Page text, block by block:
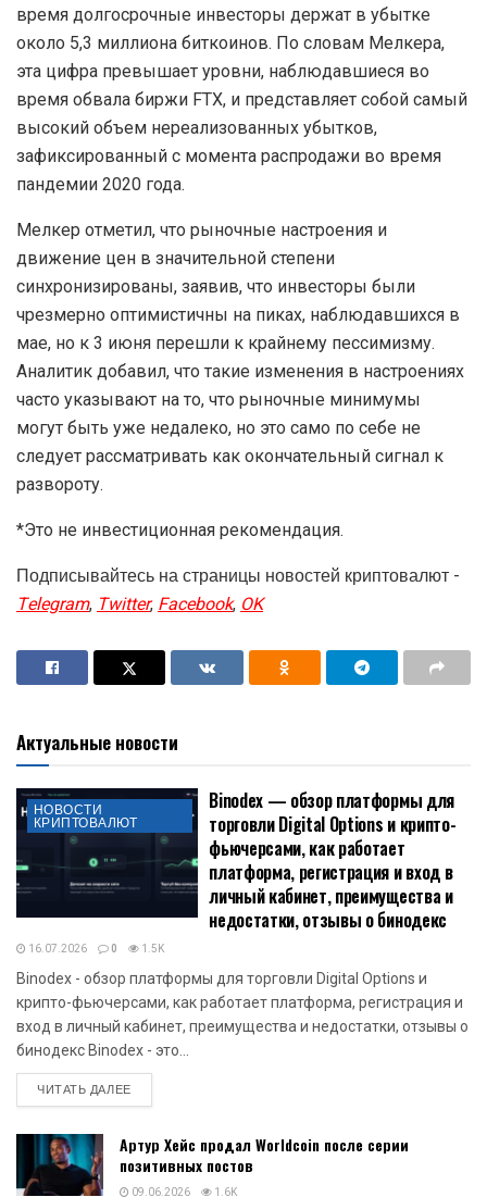
время долгосрочные инвесторы держат в убытке
около 5,3 миллиона биткоинов. По словам Мелкера,
эта цифра превышает уровни, наблюдавшиеся во
время обвала биржи FTX, и представляет собой самый
высокий объем нереализованных убытков,
зафиксированный с момента распродажи во время
пандемии 2020 года.
Мелкер отметил, что рыночные настроения и
движение цен в значительной степени
синхронизированы, заявив, что инвесторы были
чрезмерно оптимистичны на пиках, наблюдавшихся в
мае, но к 3 июня перешли к крайнему пессимизму.
Аналитик добавил, что такие изменения в настроениях
часто указывают на то, что рыночные минимумы
могут быть уже недалеко, но это само по себе не
следует рассматривать как окончательный сигнал к
развороту.
*Это не инвестиционная рекомендация.
Подписывайтесь на страницы новостей криптовалют -
Telegram, Twitter, Facebook, OK
Актуальные новости
НОВОСТИ
КРИПТОВАЛЮТ
Binodex — обзор платформы для
торговли Digital Options и крипто-
фьючерсами, как работает
платформа, регистрация и вход в
личный кабинет, преимущества и
недостатки, отзывы о бинодекс
16.07.2026 0 1.5K
Binodex - обзор платформы для торговли Digital Options и
крипто-фьючерсами, как работает платформа, регистрация и
вход в личный кабинет, преимущества и недостатки, отзывы о
бинодекс Binodex - это...
ЧИТАТЬ ДАЛЕЕDETAILS
Артур Хейс продал Worldcoin после серии
позитивных постов
09.06.2026 1.6K